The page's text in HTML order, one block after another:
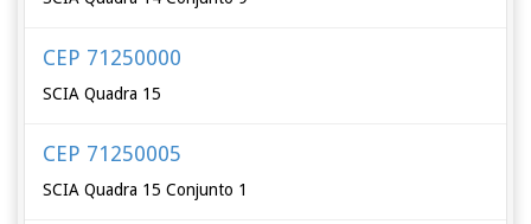
CEP 71250000
SCIA Quadra 15
CEP 71250005
SCIA Quadra 15 Conjunto 1